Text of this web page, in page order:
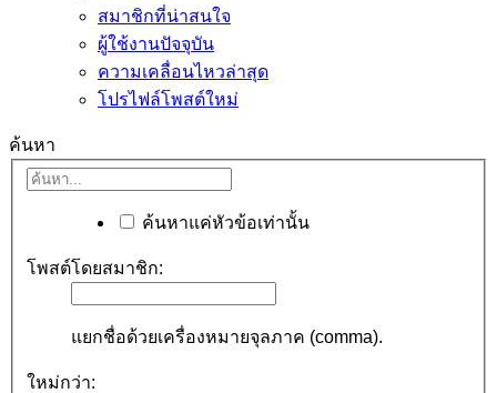
สมาชิกที่น่าสนใจ
ผู้ใช้งานปัจจุบัน
ความเคลื่อนไหวล่าสุด
โปรไฟล์โพสต์ใหม่
ค้นหา
ค้นหาแค่หัวข้อเท่านั้น
โพสต์โดยสมาชิก:
แยกชื่อด้วยเครื่องหมายจุลภาค (comma).
ใหม่กว่า: